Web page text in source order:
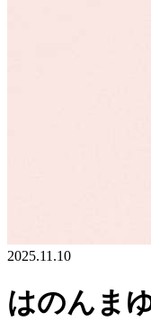
2025.11.10
はのんま